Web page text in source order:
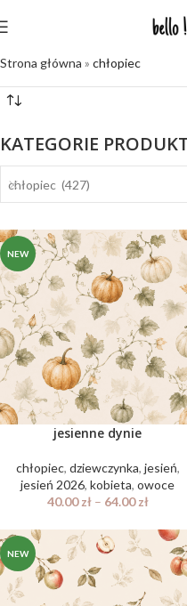
Strona główna » chłopiec
KATEGORIE
chłopiec (427)
NEW
jesienne dynie
chłopiec, dziewczynka, jesień,
jesień 2026, kobieta, owoce
40.00zł– 64.00zł
NEW